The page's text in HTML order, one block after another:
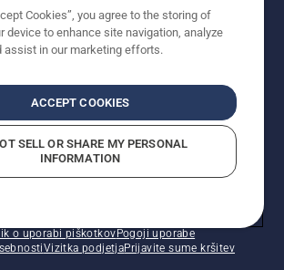
o uporabi piškotkovPogoji uporabe
Vizitka podjetjaPrijavite sume kršitev
Cookies”, you agree to the storing of
device to enhance site navigation, analyze
assist in our marketing efforts.
ACCEPT COOKIES
SELL OR SHARE MY PERSONAL
INFORMATION